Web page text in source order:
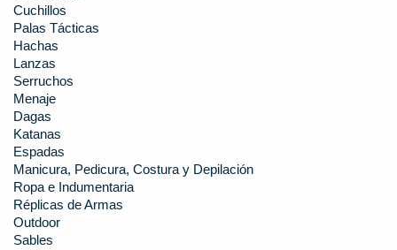
Cuchillos
Palas Tácticas
Hachas
Lanzas
Serruchos
Menaje
Dagas
Katanas
Espadas
Manicura, Pedicura, Costura y Depilación
Ropa e Indumentaria
Réplicas de Armas
Outdoor
Sables